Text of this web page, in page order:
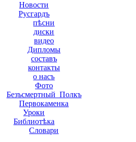
Новости
Русгардъ
пѣсни
диски
видео
Дипломы
составъ
контакты
о насъ
Фото
Безъсмертный_Полкъ
Первокаменка
Уроки
Библиотѣка
Словари